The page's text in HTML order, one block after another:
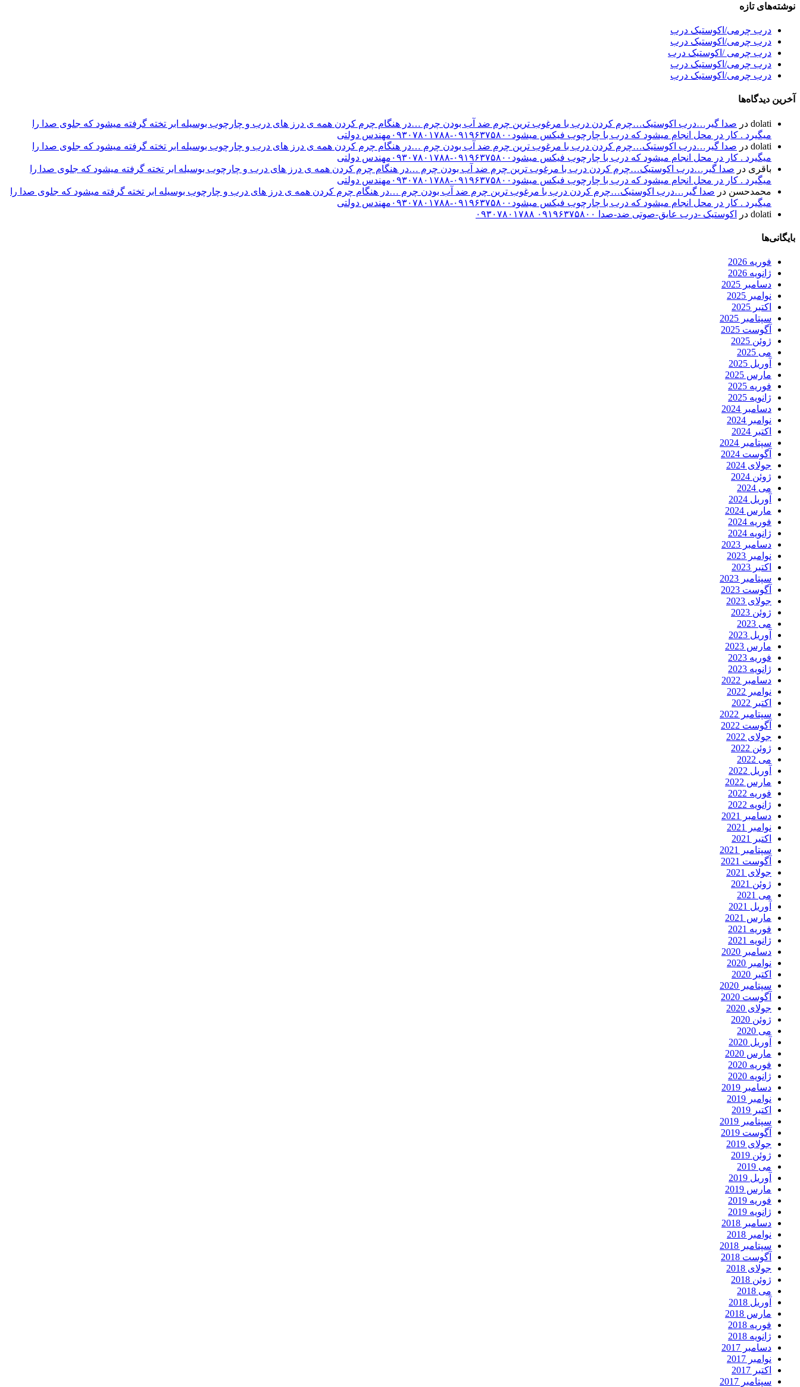
نوشته‌های تازه
درب چرمی/اکوستیک درب
درب چرمی/اکوستیک درب
درب چرمی /اکوستیک درب
درب چرمی/اکوستیک درب
درب چرمی/اکوستیک درب
آخرین دیدگاه‌ها
dolati در صدا گیر…درب اکوستیک…چرم کردن درب با مرغوب ترین چرم ضد آب بودن چرم …در هنگام چرم کردن همه ی درز های درب و چارچوب بوسیله ابر تخته گرفته میشود که جلوی صدا را
میگیرد . کار در محل انجام میشود که درب با چارچوب فیکس میشود۰۹۱۹۶۳۷۵۸۰۰-۰۹۳۰۷۸۰۱۷۸۸مهندس دولتی
dolati در صدا گیر…درب اکوستیک…چرم کردن درب با مرغوب ترین چرم ضد آب بودن چرم …در هنگام چرم کردن همه ی درز های درب و چارچوب بوسیله ابر تخته گرفته میشود که جلوی صدا را
میگیرد . کار در محل انجام میشود که درب با چارچوب فیکس میشود۰۹۱۹۶۳۷۵۸۰۰-۰۹۳۰۷۸۰۱۷۸۸مهندس دولتی
باقری در صدا گیر…درب اکوستیک…چرم کردن درب با مرغوب ترین چرم ضد آب بودن چرم …در هنگام چرم کردن همه ی درز های درب و چارچوب بوسیله ابر تخته گرفته میشود که جلوی صدا را
میگیرد . کار در محل انجام میشود که درب با چارچوب فیکس میشود۰۹۱۹۶۳۷۵۸۰۰-۰۹۳۰۷۸۰۱۷۸۸مهندس دولتی
محمدحسن در صدا گیر…درب اکوستیک…چرم کردن درب با مرغوب ترین چرم ضد آب بودن چرم …در هنگام چرم کردن همه ی درز های درب و چارچوب بوسیله ابر تخته گرفته میشود که جلوی صدا را
میگیرد . کار در محل انجام میشود که درب با چارچوب فیکس میشود۰۹۱۹۶۳۷۵۸۰۰-۰۹۳۰۷۸۰۱۷۸۸مهندس دولتی
dolati در اکوستیک -درب عایق-صوتی ضد-صدا ۰۹۱۹۶۳۷۵۸۰۰ ۰۹۳۰۷۸۰۱۷۸۸
بایگانی‌ها
فوریه 2026
ژانویه 2026
دسامبر 2025
نوامبر 2025
اکتبر 2025
سپتامبر 2025
آگوست 2025
ژوئن 2025
می 2025
آوریل 2025
مارس 2025
فوریه 2025
ژانویه 2025
دسامبر 2024
نوامبر 2024
اکتبر 2024
سپتامبر 2024
آگوست 2024
جولای 2024
ژوئن 2024
می 2024
آوریل 2024
مارس 2024
فوریه 2024
ژانویه 2024
دسامبر 2023
نوامبر 2023
اکتبر 2023
سپتامبر 2023
آگوست 2023
جولای 2023
ژوئن 2023
می 2023
آوریل 2023
مارس 2023
فوریه 2023
ژانویه 2023
دسامبر 2022
نوامبر 2022
اکتبر 2022
سپتامبر 2022
آگوست 2022
جولای 2022
ژوئن 2022
می 2022
آوریل 2022
مارس 2022
فوریه 2022
ژانویه 2022
دسامبر 2021
نوامبر 2021
اکتبر 2021
سپتامبر 2021
آگوست 2021
جولای 2021
ژوئن 2021
می 2021
آوریل 2021
مارس 2021
فوریه 2021
ژانویه 2021
دسامبر 2020
نوامبر 2020
اکتبر 2020
سپتامبر 2020
آگوست 2020
جولای 2020
ژوئن 2020
می 2020
آوریل 2020
مارس 2020
فوریه 2020
ژانویه 2020
دسامبر 2019
نوامبر 2019
اکتبر 2019
سپتامبر 2019
آگوست 2019
جولای 2019
ژوئن 2019
می 2019
آوریل 2019
مارس 2019
فوریه 2019
ژانویه 2019
دسامبر 2018
نوامبر 2018
سپتامبر 2018
آگوست 2018
جولای 2018
ژوئن 2018
می 2018
آوریل 2018
مارس 2018
فوریه 2018
ژانویه 2018
دسامبر 2017
نوامبر 2017
اکتبر 2017
سپتامبر 2017